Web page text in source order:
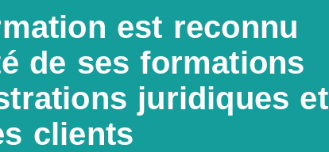
est reconnu
de ses formations
juridiques et
clients